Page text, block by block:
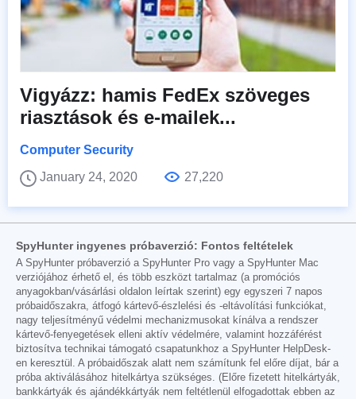
Vigyázz: hamis FedEx szöveges
riasztások és e-mailek...
Computer Security
January 24, 2020
27,220
SpyHunter ingyenes próbaverzió: Fontos feltételek
A SpyHunter próbaverzió a SpyHunter Pro vagy a SpyHunter Mac
verziójához érhető el, és több eszközt tartalmaz (a promóciós
anyagokban/vásárlási oldalon leírtak szerint) egy egyszeri 7 napos
próbaidőszakra, átfogó kártevő-észlelési és -eltávolítási funkciókat,
nagy teljesítményű védelmi mechanizmusokat kínálva a rendszer
kártevő-fenyegetések elleni aktív védelmére, valamint hozzáférést
biztosítva technikai támogató csapatunkhoz a SpyHunter HelpDesk-
en keresztül. A próbaidőszak alatt nem számítunk fel előre díjat, bár a
próba aktiválásához hitelkártya szükséges. (Előre fizetett hitelkártyák,
bankkártyák és ajándékkártyák nem feltétlenül elfogadottak ebben az